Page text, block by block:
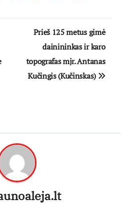
Prieš 125 metus gimė
dainininkas ir karo
topografas mjr. Antanas
Kučingis (Kučinskas)